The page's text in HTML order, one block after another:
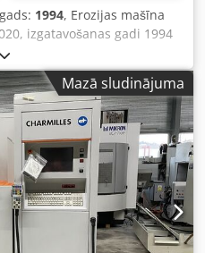
1994, Erozijas mašīna
izgatavošanas gadi 1994
Mazā sludinājuma